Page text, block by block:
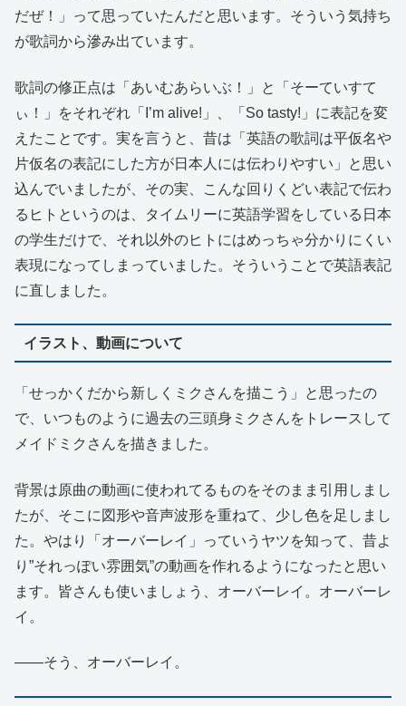
だぜ！」って思っていたんだと思います。そういう気持ち
が歌詞から滲み出ています。
歌詞の修正点は「あいむあらいぶ！」と「そーていすて
ぃ！」をそれぞれ「I’m alive!」、「So tasty!」に表記を変
えたことです。実を言うと、昔は「英語の歌詞は平仮名や
片仮名の表記にした方が日本人には伝わりやすい」と思い
込んでいましたが、その実、こんな回りくどい表記で伝わ
るヒトというのは、タイムリーに英語学習をしている日本
の学生だけで、それ以外のヒトにはめっちゃ分かりにくい
表現になってしまっていました。そういうことで英語表記
に直しました。
イラスト、動画について
「せっかくだから新しくミクさんを描こう」と思ったの
で、いつものように過去の三頭身ミクさんをトレースして
メイドミクさんを描きました。
背景は原曲の動画に使われてるものをそのまま引用しまし
たが、そこに図形や音声波形を重ねて、少し色を足しまし
た。やはり「オーバーレイ」っていうヤツを知って、昔よ
り”それっぽい雰囲気”の動画を作れるようになったと思い
ます。皆さんも使いましょう、オーバーレイ。オーバーレ
イ。
――そう、オーバーレイ。